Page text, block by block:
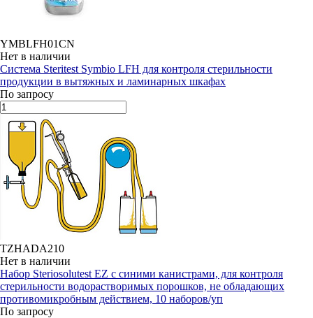
YMBLFH01CN
Нет в наличии
Система Steritest Symbio LFH для контроля стерильности
продукции в вытяжных и ламинарных шкафах
По запросу
TZHADA210
Нет в наличии
Набор Steriosolutest EZ с синими канистрами, для контроля
стерильности водорастворимых порошков, не обладающих
противомикробным действием, 10 наборов/уп
По запросу